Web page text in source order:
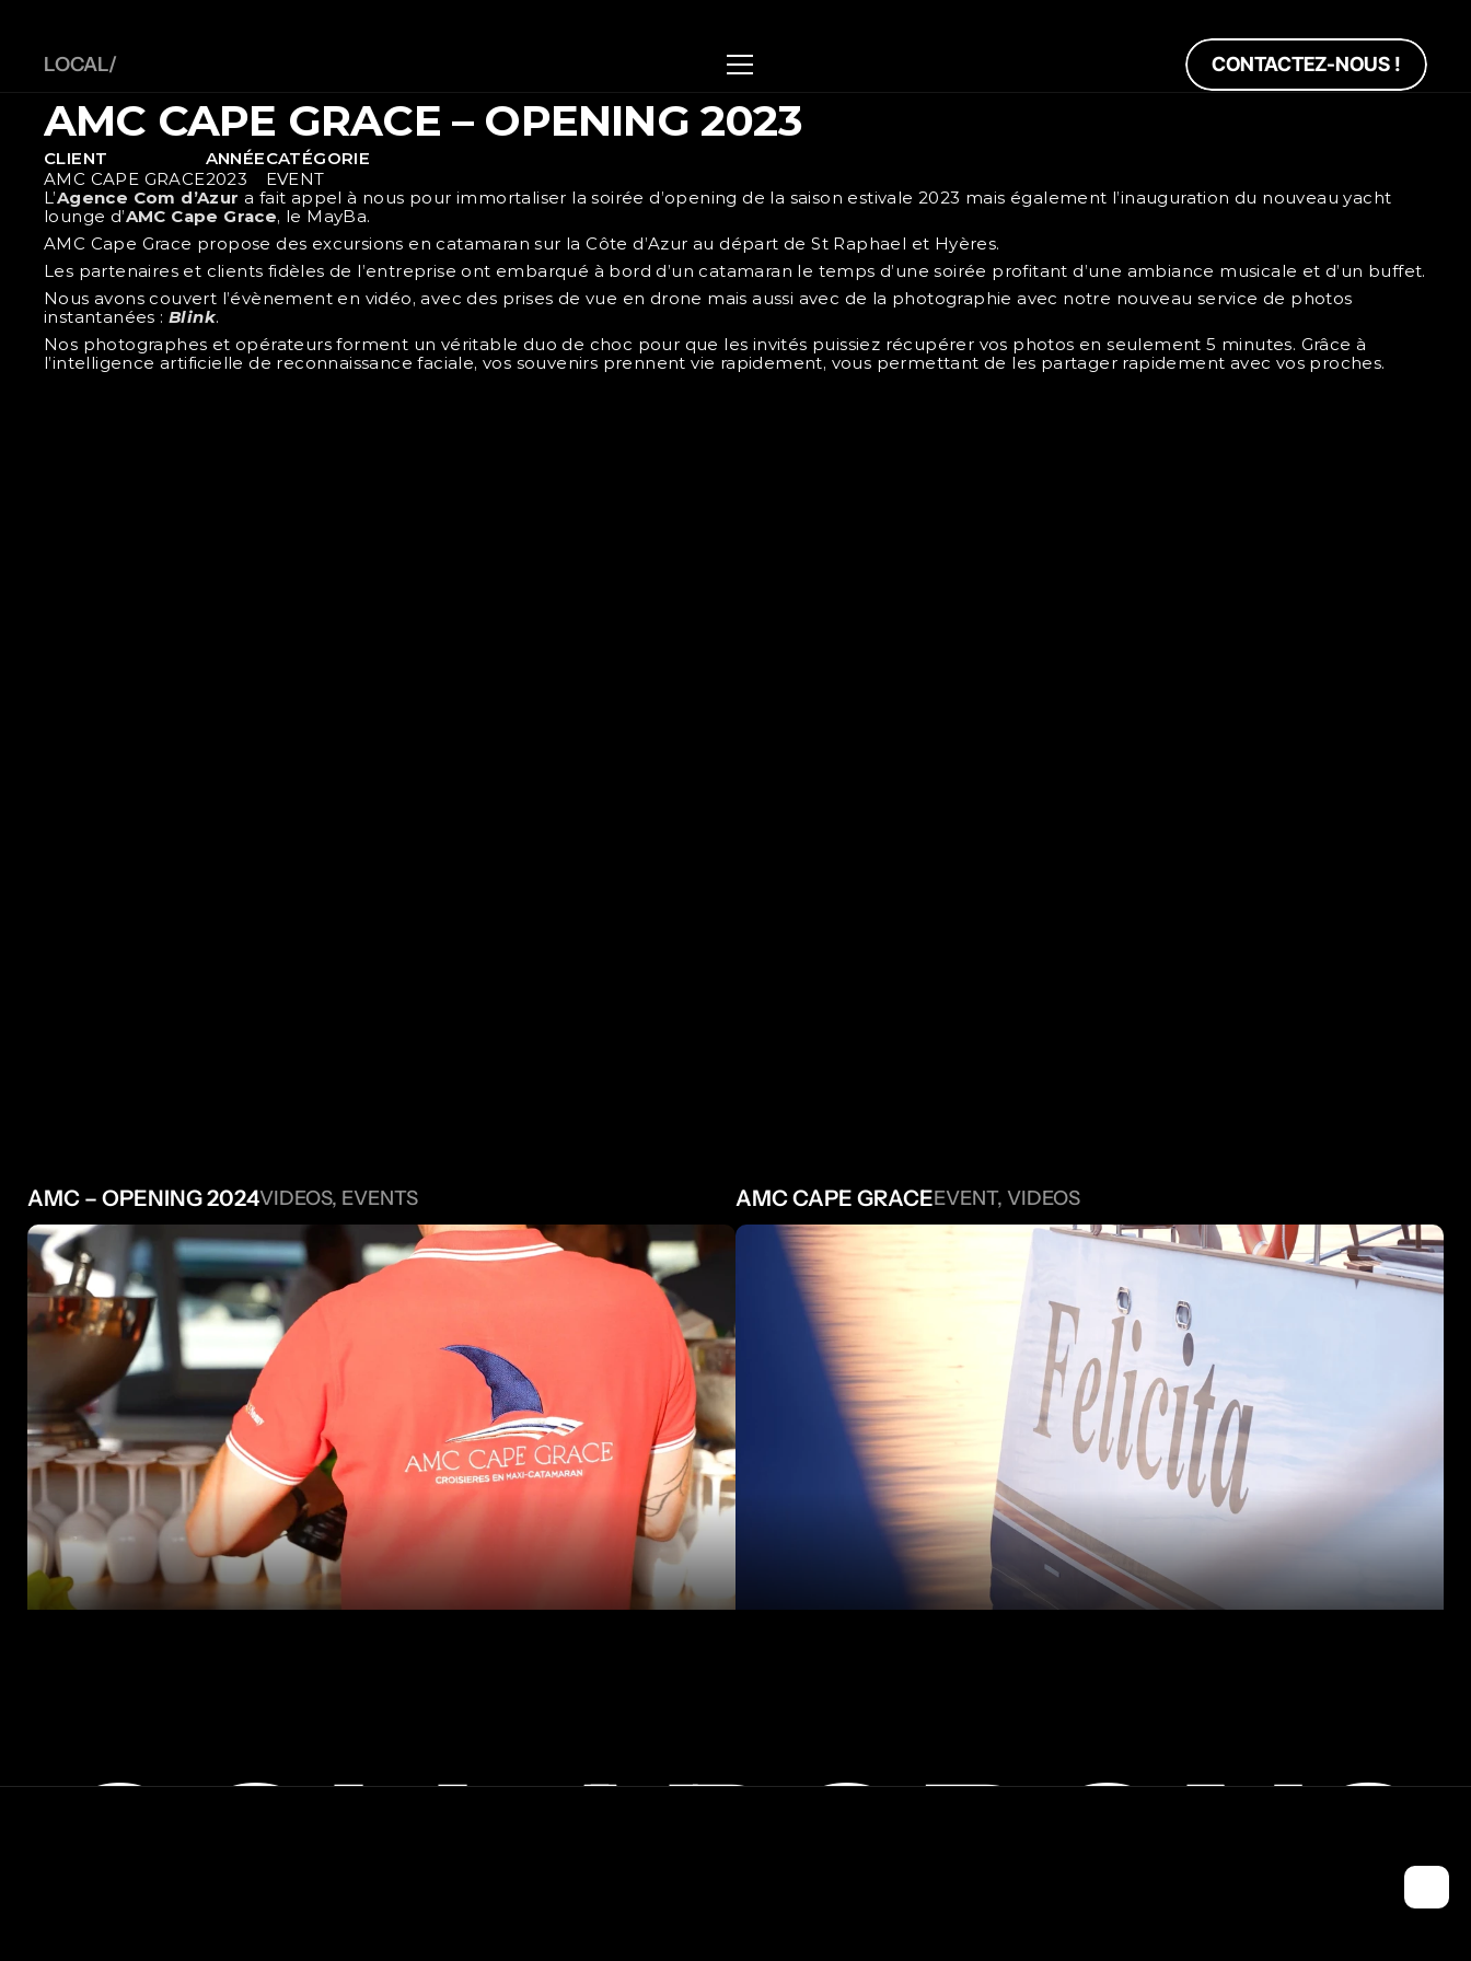
LOCAL/ CONTACTEZ-NOUS !
AMC CAPE GRACE – OPENING 2023
CLIENT
AMC CAPE GRACE
ANNÉE
2023
CATÉGORIE
EVENT
L’Agence Com d’Azur a fait appel à nous pour immortaliser la soirée d’opening de la saison estivale 2023 mais également l’inauguration du nouveau yacht
lounge d’AMC Cape Grace, le MayBa.
AMC Cape Grace propose des excursions en catamaran sur la Côte d’Azur au départ de St Raphael et Hyères.
Les partenaires et clients fidèles de l’entreprise ont embarqué à bord d’un catamaran le temps d’une soirée profitant d’une ambiance musicale et d’un buffet.
Nous avons couvert l’évènement en vidéo, avec des prises de vue en drone mais aussi avec de la photographie avec notre nouveau service de photos
instantanées : Blink.
Nos photographes et opérateurs forment un véritable duo de choc pour que les invités puissiez récupérer vos photos en seulement 5 minutes. Grâce à
l’intelligence artificielle de reconnaissance faciale, vos souvenirs prennent vie rapidement, vous permettant de les partager rapidement avec vos proches.
AMC – OPENING 2024VIDEOS, EVENTS AMC CAPE GRACEEVENT, VIDEOS
COLLABORONS